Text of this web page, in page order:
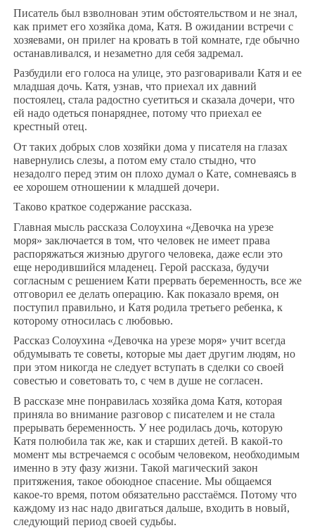
Писатель был взволнован этим обстоятельством и не знал,
как примет его хозяйка дома, Катя. В ожидании встречи с
хозяевами, он прилег на кровать в той комнате, где обычно
останавливался, и незаметно для себя задремал.
Разбудили его голоса на улице, это разговаривали Катя и ее
младшая дочь. Катя, узнав, что приехал их давний
постоялец, стала радостно суетиться и сказала дочери, что
ей надо одеться понаряднее, потому что приехал ее
крестный отец.
От таких добрых слов хозяйки дома у писателя на глазах
навернулись слезы, а потом ему стало стыдно, что
незадолго перед этим он плохо думал о Кате, сомневаясь в
ее хорошем отношении к младшей дочери.
Таково краткое содержание рассказа.
Главная мысль рассказа Солоухина «Девочка на урезе
моря» заключается в том, что человек не имеет права
распоряжаться жизнью другого человека, даже если это
еще неродившийся младенец. Герой рассказа, будучи
согласным с решением Кати прервать беременность, все же
отговорил ее делать операцию. Как показало время, он
поступил правильно, и Катя родила третьего ребенка, к
которому относилась с любовью.
Рассказ Солоухина «Девочка на урезе моря» учит всегда
обдумывать те советы, которые мы дает другим людям, но
при этом никогда не следует вступать в сделки со своей
совестью и советовать то, с чем в душе не согласен.
В рассказе мне понравилась хозяйка дома Катя, которая
приняла во внимание разговор с писателем и не стала
прерывать беременность. У нее родилась дочь, которую
Катя полюбила так же, как и старших детей. В какой-то
момент мы встречаемся с особым человеком, необходимым
именно в эту фазу жизни. Такой магический закон
притяжения, такое обоюдное спасение. Мы общаемся
какое-то время, потом обязательно расстаёмся. Потому что
каждому из нас надо двигаться дальше, входить в новый,
следующий период своей судьбы.